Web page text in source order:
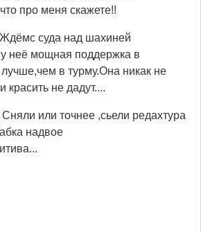
про меня скажете!!
суда над шахиней
неё мощная поддержка в
в турму.Она никак не
красить не дадут....
или точнее ,сьели редахтура
надвое